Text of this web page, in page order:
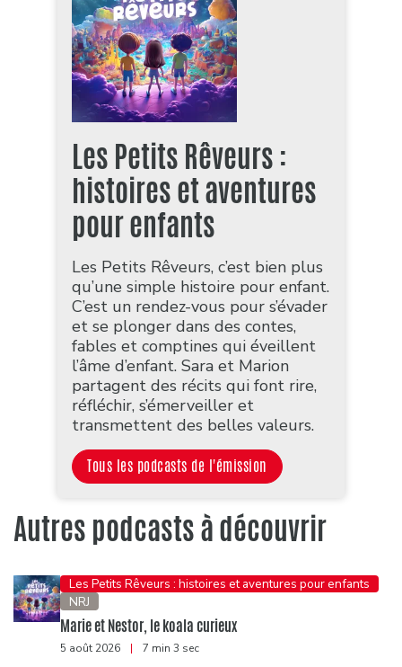
Les Petits Rêveurs :
histoires et aventures
pour enfants
Les Petits Rêveurs, c’est bien plus
qu’une simple histoire pour enfant.
C’est un rendez-vous pour s’évader
et se plonger dans des contes,
fables et comptines qui éveillent
l’âme d’enfant. Sara et Marion
partagent des récits qui font rire,
réfléchir, s’émerveiller et
transmettent des belles valeurs.
Tous les podcasts de l'émission
Autres podcasts à découvrir
Les Petits Rêveurs : histoires et aventures pour enfants
NRJ
Marie et Nestor, le koala curieux
5 août 2026 | 7 min 3 sec